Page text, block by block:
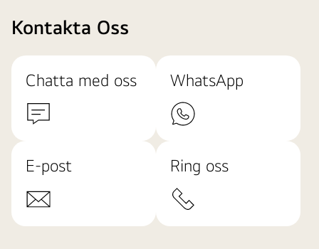
Kontakta Oss
Chatta med oss WhatsApp
E-post Ring oss